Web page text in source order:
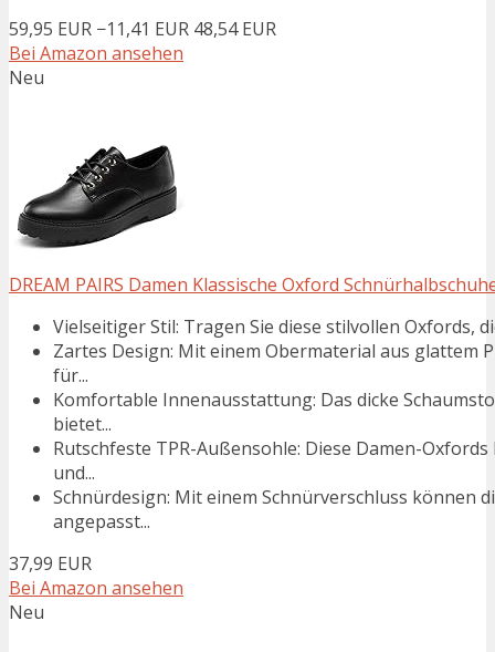
59,95 EUR −11,41 EUR 48,54 EUR
Bei Amazon ansehen
Neu
DREAM PAIRS Damen Klassische Oxford
Vielseitiger Stil: Tragen Sie diese stilvollen Oxfords,
Zartes Design: Mit einem Obermaterial aus
für...
Komfortable Innenausstattung: Das dicke
bietet...
Rutschfeste TPR-Außensohle: Diese Damen-
und...
Schnürdesign: Mit einem Schnürverschluss können
angepasst...
37,99 EUR
Bei Amazon ansehen
Neu